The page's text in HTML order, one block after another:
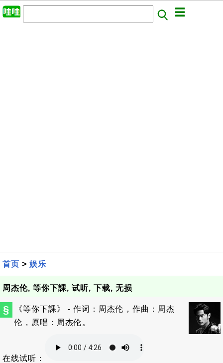
首页 > 娱乐
周杰伦, 等你下課, 试听, 下载, 无损
§
《等你下課》 - 作词：周杰伦，作曲：周杰
伦，原唱：周杰伦。
在线试听：